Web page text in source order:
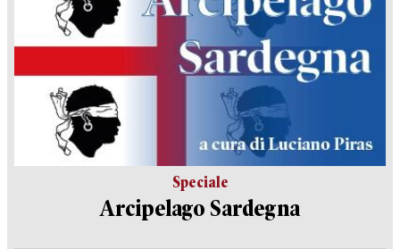
Speciale
Arcipelago Sardegna